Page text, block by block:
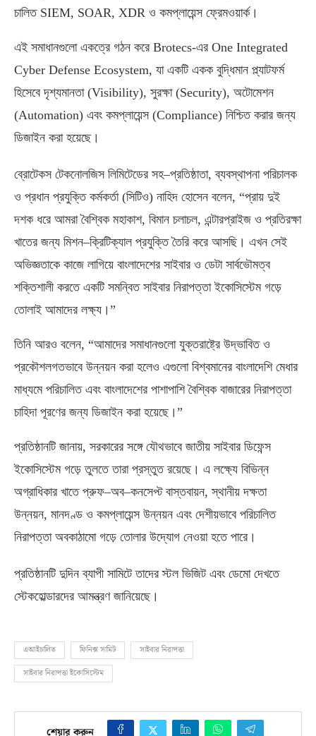
চালিত SIEM, SOAR, XDR ও কমপ্লায়েন্স ফ্রেমওয়ার্ক।
এই সমাধানগুলো একত্রে গঠন করে Brotecs-এর One Integrated
Cyber Defense Ecosystem, যা একটি একক বুদ্ধিমান প্ল্যাটফর্ম
হিসেবে দৃশ্যমানতা (Visibility), সুরক্ষা (Security), অটোমেশন
(Automation) এবং কমপ্লায়েন্স (Compliance) নিশ্চিত করার জন্য
ডিজাইন করা হয়েছে।
ব্রোটেকস টেকনোলজিস লিমিটেডের সহ–প্রতিষ্ঠাতা,ব্যবস্থাপনা পরিচালক
ও প্রধান প্রযুক্তি কর্মকর্তা (সিটিও) নাহিদ হোসেন বলেন, “প্রায় দুই
দশক ধরে আমরা বৈশ্বিক মহাকাশ, বিমান চলাচল, এন্টারপ্রাইজ ও প্রতিরক্ষা
খাতের জন্য মিশন–ক্রিটিক্যাল প্রযুক্তি তৈরি করে আসছি। এখন সেই
অভিজ্ঞতাকে কাজে লাগিয়ে বাংলাদেশের সাইবার ও ডেটা সার্বভৌমত্ব
শক্তিশালী করতে একটি সমন্বিত সাইবার নিরাপত্তা ইকোসিস্টেম গড়ে
তোলাই আমাদের লক্ষ্য।”
তিনি আরও বলেন, “আমাদের সমাধানগুলো যুক্তরাষ্ট্রে উদ্ভাবিত ও
প্রকৌশলগতভাবে উন্নয়ন করা হলেও এগুলো বিশ্বমানের বাংলাদেশি মেধার
মাধ্যমে পরিচালিত এবং বাংলাদেশের পাশাপাশি বৈশ্বিক বাজারের নিরাপত্তা
চাহিদা পূরণের জন্য ডিজাইন করা হয়েছে।”
প্রতিষ্ঠানটি জানায়, সরকারের সঙ্গে যৌথভাবে জাতীয় সাইবার ডিফেন্স
ইকোসিস্টেম গড়ে তুলতে তারা প্রস্তুত রয়েছে। এ লক্ষ্যে বিভিন্ন
অগ্রাধিকার খাতে প্রুফ–অব–কনসেপ্ট বাস্তবায়ন,স্থানীয় দক্ষতা
উন্নয়ন, মানদণ্ড ও কমপ্লায়েন্স উন্নয়ন এবং দেশীয়ভাবে পরিচালিত
নিরাপত্তা অবকাঠামো গড়ে তোলার উদ্যোগ নেওয়া হতে পারে।
প্রতিষ্ঠানটি দুদিন ব্যাপী সামিটে তাদের স্টল ভিজিট এবং ডেমো দেখতে
স্টেকহোল্ডারদের আমন্ত্রণ জানিয়েছে।
এআইচালিত ফিনিক্স সামিট
সাইবার নিরাপত্তা
সাইবার নিরাপত্তা ইকোসিস্টেম
শেয়ার করুন